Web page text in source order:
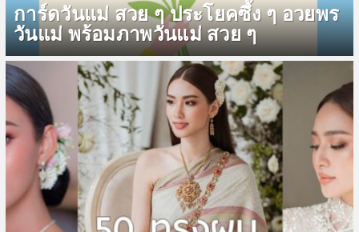
การ์ดวันแม่ สวย ๆ ประโยคซึ้ง ๆ อวยพร
วันแม่ พร้อมภาพวันแม่ สวย ๆ